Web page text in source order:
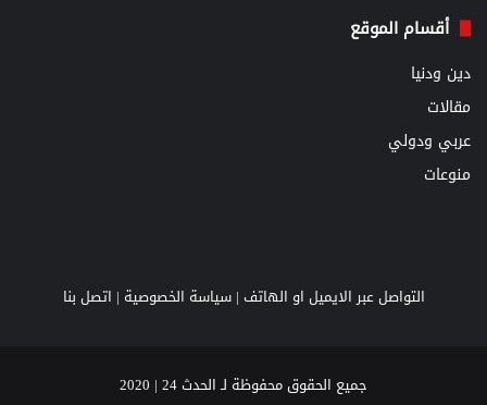
أقسام الموقع
دين ودنيا
مقالات
عربي ودولي
منوعات
التواصل عبر الايميل او الهاتف |سياسة الخصوصية | اتصل بنا
جميع الحقوق محفوظة لـ الحدث 24 | 2020